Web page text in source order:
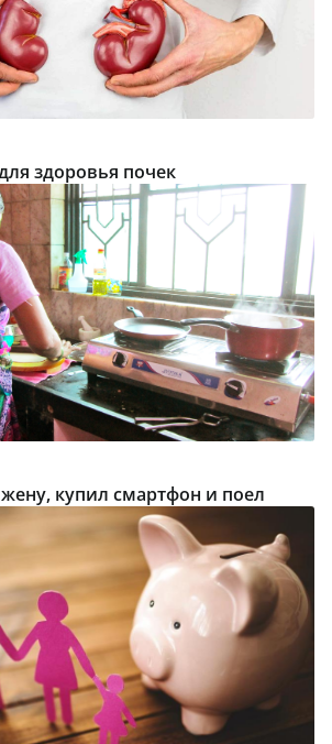
здоровья почек
купил смартфон и поел